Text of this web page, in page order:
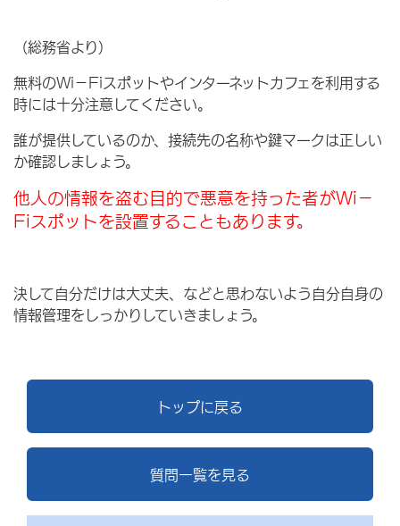
（総務省より）
無料のWi－Fiスポットやインターネットカフェを利用する
時には十分注意してください。
誰が提供しているのか、接続先の名称や鍵マークは正しい
か確認しましょう。
他人の情報を盗む目的で悪意を持った者がWi－
Fiスポットを設置することもあります。
決して自分だけは大丈夫、などと思わないよう自分自身の
情報管理をしっかりしていきましょう。
トップに戻る
質問一覧を見る